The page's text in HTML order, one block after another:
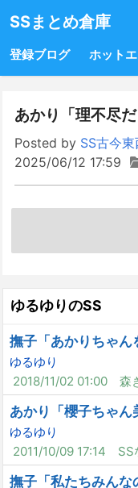
SSまとめ倉庫
登録ブログ ホット
あかり「理不尽だ
Posted by SS古今東
2025/06/12 17:59
ゆるゆりのSS
撫子「あかりちゃん
ゆるゆり
2018/11/02 01:00
森
あかり「櫻子ちゃん
ゆるゆり
2011/10/09 17:14
SS
撫子「私たちみんな